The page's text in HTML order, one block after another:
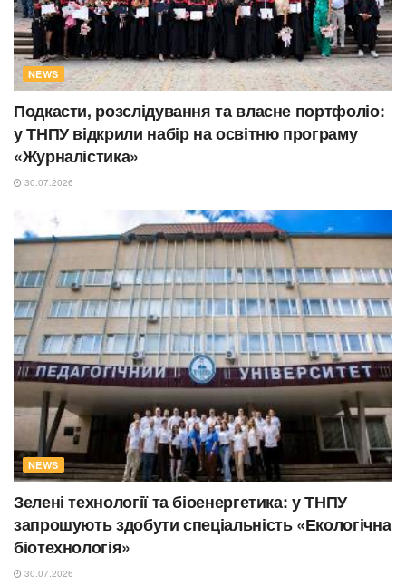
NEWS
Подкасти, розслідування та власне портфоліо:
у ТНПУ відкрили набір на освітню програму
«Журналістика»
30.07.2026
NEWS
Зелені технології та біоенергетика: у ТНПУ
запрошують здобути спеціальність «Екологічна
біотехнологія»
30.07.2026